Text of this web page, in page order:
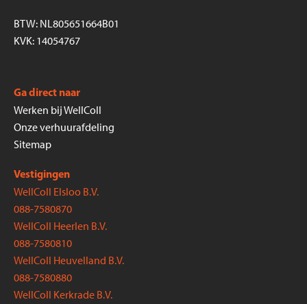
BTW: NL805651664B01
KVK: 14054767
Vestigingen
WellColl Elsloo B.V.
088-7580870
WellColl Heerlen B.V.
088-7580810
WellColl Heuvelland B.V.
088-7580880
WellColl Kerkrade B.V.
Ga direct naar
Werken bij WellColl
Onze verhuurafdeling
Sitemap